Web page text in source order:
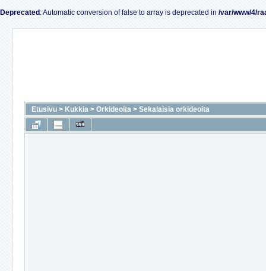
Deprecated : Automatic conversion of false to array is deprecated in /var/www/4/
Etusivu > Kukkia > Orkideoita > Sekalaisia orkideoita